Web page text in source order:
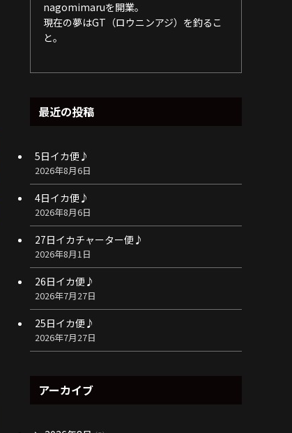
nagomimaruを開業。
現在の夢はGT（ロウニンアジ）を釣るこ
と。
最近の投稿
5日イカ便♪
2026年8月6日
4日イカ便♪
2026年8月6日
27日イカチャーター便♪
2026年8月1日
26日イカ便♪
2026年7月27日
25日イカ便♪
2026年7月27日
アーカイブ